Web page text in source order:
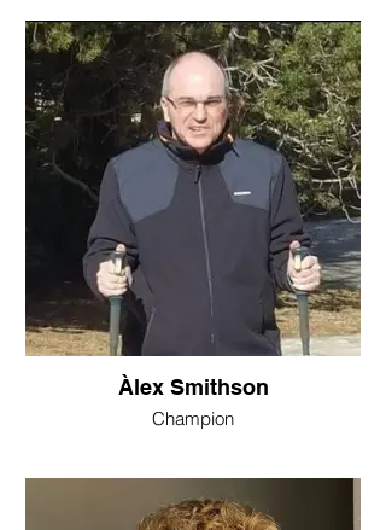
Àlex Smithson
Champion